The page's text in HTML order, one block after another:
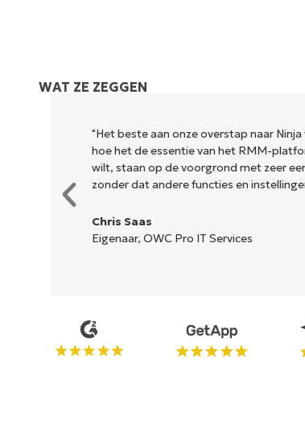
WAT ZE ZEGGEN
"Het beste aan onze overstap naar
hoe het de essentie van het RMM-
wilt, staan op de voorgrond met zeer
zonder dat andere functies en
Chris Saas
Eigenaar, OWC Pro IT Services